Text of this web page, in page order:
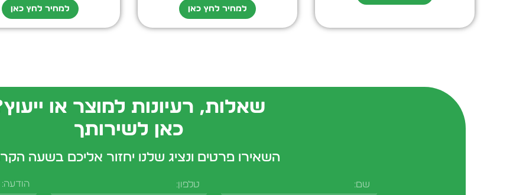
למחיר לחץ כאן למחיר לחץ כאן
שאלות, רעיונות למוצר או
כאן לשירותך
השאירו פרטים ונציג שלנו יחזור אליכם בשעה
שם טלפון הודעה